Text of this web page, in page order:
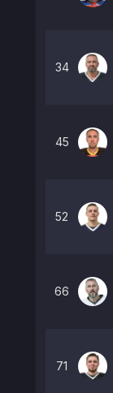
34
45
52
66
71